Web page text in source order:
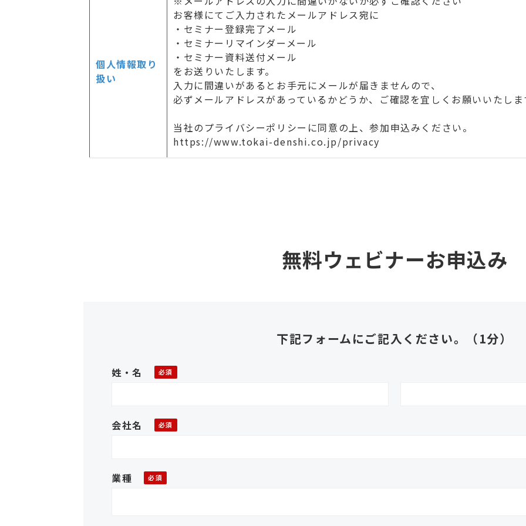
個人情報取り
扱い
お客様にてご入力されたメールアドレス宛に
・セミナー登録完了メール
・セミナーリマインダーメール
・セミナー資料送付メール
をお送りいたします。
入力に間違いがあるとお手元にメールが届きませんので、
必ずメールアドレスがあっているかどうか、ご確認を宜しくお願いいたしま
当社のプライバシーポリシーに同意の上、参加申込みください。
https://www.tokai-denshi.co.jp/privacy
無料ウェビナーお申込み
下記フォームにご記入ください。（1分）
姓・名
会社名
業種